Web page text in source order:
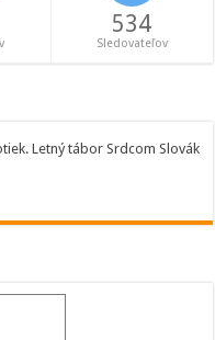
534
Sledovateľov
Letný tábor Srdcom Slovák